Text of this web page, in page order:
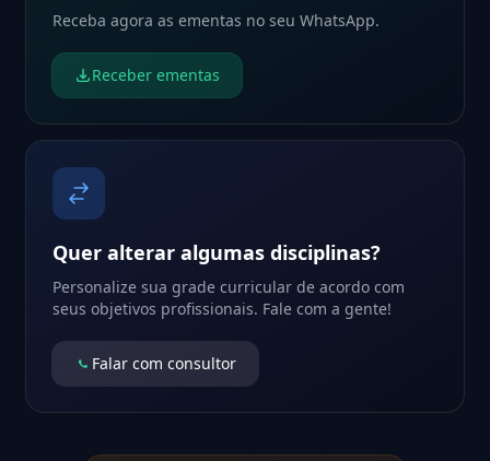
Receba agora as ementas no seu WhatsApp.
Receber ementas
Quer alterar algumas disciplinas?
Personalize sua grade curricular de acordo com
seus objetivos profissionais. Fale com a gente!
Falar com consultor